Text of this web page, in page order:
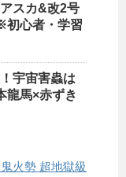
スカ&改2号
初心者・学習
宇宙害蟲は
馬×赤ずき
火勢 超地獄級